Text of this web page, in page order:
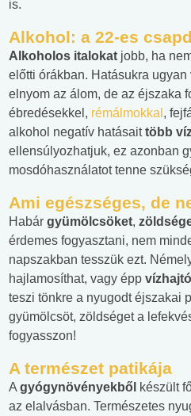
is.
Alkohol: a 22-es
Alkoholos italokat jobb, ha
előtti órákban. Hatásukra
elnyom az álom, de az éjszaka
ébredésekkel, rémálmokkal ,
alkohol negatív hatásaittöbb
ellensúlyozhatjuk, ez azonban
mosdóhasználatot tenne
Ami egészséges, de
Habár gyümölcsöket,
érdemes fogyasztani, nem
napszakban tesszük ezt.
hajlamosíthat, vagy épp vízhajtó
teszi tönkre a nyugodt éjszakai
gyümölcsöt, zöldséget a
fogyasszon!
A természet patikája
A gyógynövényekből készült
az elalvásban. Természetes